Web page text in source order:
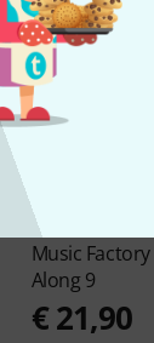
Music Factory
Along 9
€ 21,90